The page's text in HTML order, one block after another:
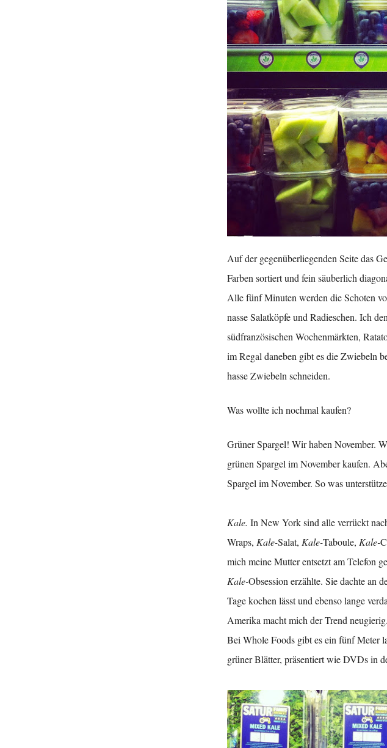
Auf der gegenüberliegenden Seite das
Farben sortiert und fein säuberlich
Alle fünf Minuten werden die Schoten
nasse Salatköpfe und Radieschen. Ich
südfranzösischen Wochenmärkten,
im Regal daneben gibt es die Zwiebeln
hasse Zwiebeln schneiden.
Was wollte ich nochmal kaufen?
Grüner Spargel! Wir haben November.
grünen Spargel im November kaufen.
Spargel im November. So was
Kale. In New York sind alle verrückt
Wraps, Kale-Salat, Kale-Taboule, Kale-
mich meine Mutter entsetzt am Telefon
Kale-Obsession erzählte. Sie dachte an
Tage kochen lässt und ebenso lange
Amerika macht mich der Trend
Bei Whole Foods gibt es ein fünf Meter
grüner Blätter, präsentiert wie DVDs in